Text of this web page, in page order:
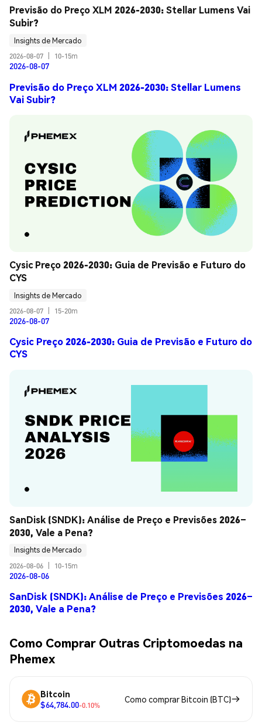
Previsão do Preço XLM 2026-2030: Stellar Lumens Vai
Subir?
Insights de Mercado
2026-08-07
10-15m
2026-08-07
Previsão do Preço XLM 2026-2030: Stellar Lumens
Vai Subir?
Cysic Preço 2026-2030: Guia de Previsão e Futuro do
CYS
Insights de Mercado
2026-08-07
15-20m
2026-08-07
Cysic Preço 2026-2030: Guia de Previsão e Futuro do
CYS
SanDisk (SNDK): Análise de Preço e Previsões 2026–
2030, Vale a Pena?
Insights de Mercado
2026-08-06
10-15m
2026-08-06
SanDisk (SNDK): Análise de Preço e Previsões 2026–
2030, Vale a Pena?
Como Comprar Outras Criptomoedas na
Phemex
Bitcoin
$64,784.00-0.10%
Como comprar Bitcoin (BTC)